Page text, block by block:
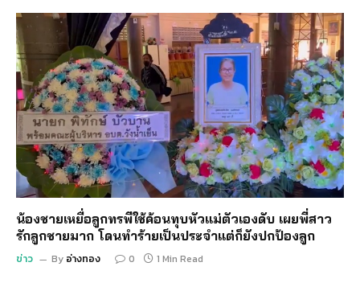
น้องชายเหยื่อลูกทรพีใช้ค้อนทุบหัวแม่ตัวเองดับ เผยพี่สาว
รักลูกชายมาก โดนทำร้ายเป็นประจำแต่ก็ยังปกป้องลูก
ข่าว By อ่างทอง 0 1 Min Read